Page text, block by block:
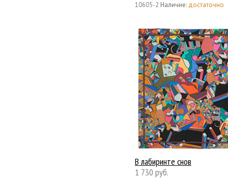
10605-2 Наличие: достаточно
В лабиринте снов
1 730 руб.